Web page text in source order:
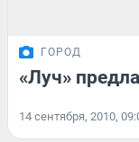
ГОРОД
«Луч»
14 сентября, 2010,